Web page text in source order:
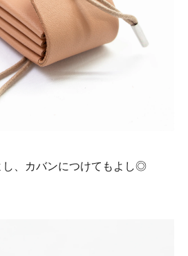
し、カバンにつけてもよし◎